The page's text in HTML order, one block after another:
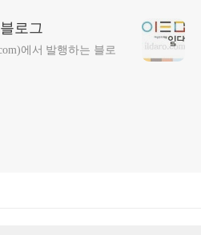
로그
에서 발행하는 블로